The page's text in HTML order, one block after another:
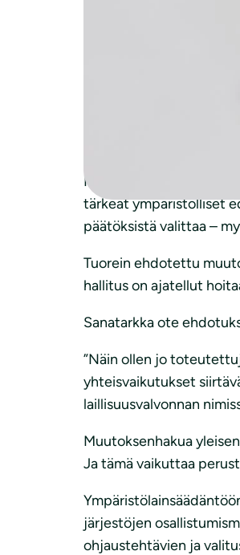
Ympäristöhallinnossa
valvontavirasto
Mutta se yleisen
Mikä pahinta, Luova-
tärkeät ympäristölliset
päätöksistä valittaa –
Tuorein ehdotettu
hallitus on ajatellut
Sanatarkka ote
”Näin ollen jo
yhteisvaikutukset
laillisuusvalvonnan
Muutoksenhakua
Ja tämä vaikuttaa
järjestöjen
ohjaustehtävien ja